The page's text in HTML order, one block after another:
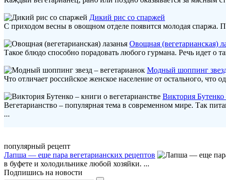
Дикий рис со спаржей
С приходом весны в овощном отделе появится молодая спаржа.
Овощная (вегетарианская)
Такое блюдо способно порадовать любого гурмана. Речь идет о
Модный шоппинг
Что отличает российское женское население от остального,
Виктория Бутенко
Вегетарианство – популярная тема в современном мире. Так
...
популярный рецепт
Лапша — еще пара вегетарианских рецептов
в буфете и холодильнике любой хозяйки. ...
Подпишись на новости